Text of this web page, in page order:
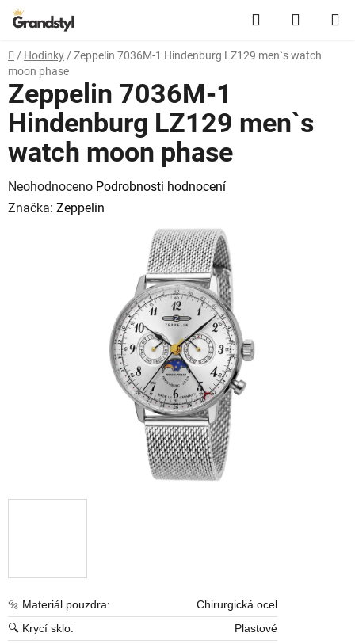
Přejít na obsah Hledat
Domů
/ Hodinky / Zeppelin 7036M-1 Hindenburg LZ129 men`s watch
moon phase
🔩 Materiál pouzdra:
Chirurgická ocel
🔍 Krycí sklo:
Plastové
Zeppelin 7036M-1
Hindenburg LZ129 men`s
watch moon phase
Průměrné hodnocení produktu je 0,0 z 5 hvězdiček.
Neohodnoceno Podrobnosti hodnocení
Značka: Zeppelin